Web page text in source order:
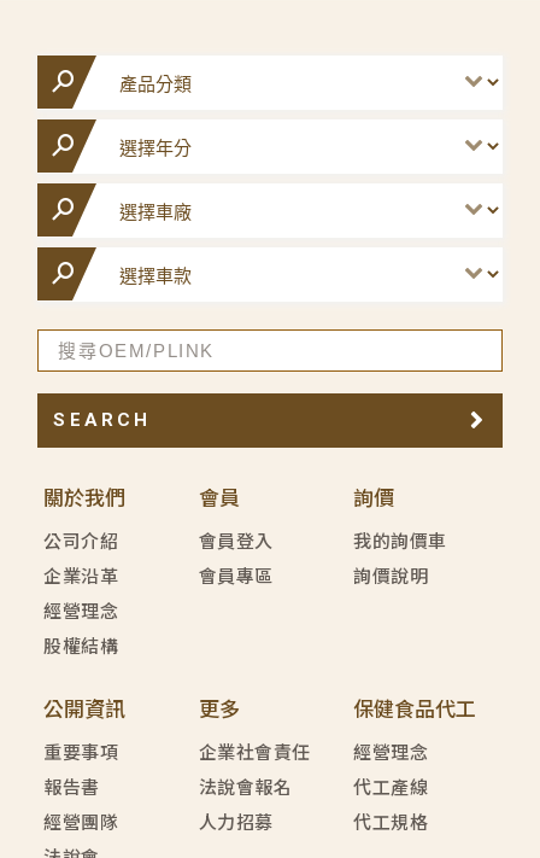
關於我們
公司介紹
企業沿革
經營理念
股權結構
會員
會員登入
會員專區
詢價
我的詢價車
詢價說明
公開資訊
重要事項
報告書
經營團隊
更多
企業社會責任
法說會報名
人力招募
保健食品代工
經營理念
代工產線
代工規格
SEARCH